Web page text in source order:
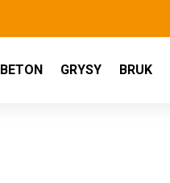
BETON GRYSY BRUK